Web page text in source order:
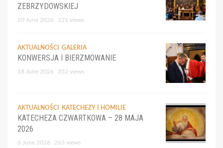
ZEBRZYDOWSKIEJ
20 June 2026 221 views
AKTUALNOŚCI GALERIA
KONWERSJA I BIERZMOWANIE
18 June 2026 352 views
AKTUALNOŚCI KATECHEZY I HOMILIE
KATECHEZA CZWARTKOWA – 28 MAJA
2026
6 June 2026 263 views